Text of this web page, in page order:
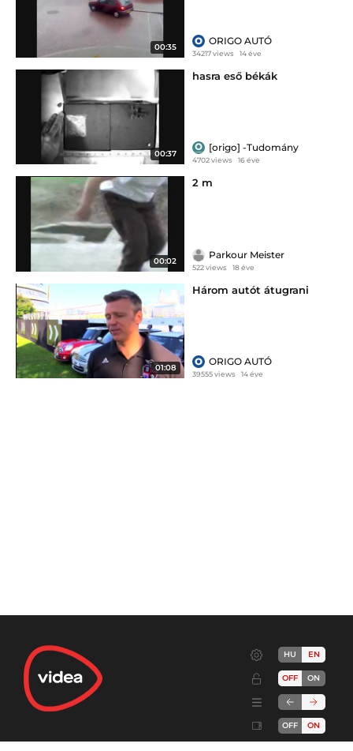
00:35
ORIGO AUTÓ
34217 views 14 éve
00:37
hasra eső békák
[origo] -Tudomány
4702 views 16 éve
00:02
2 m
Parkour Meister
522 views 18 éve
01:08
Három autót átugrani
ORIGO AUTÓ
39555 views 14 éve
HU EN
OFF ON
OFF ON